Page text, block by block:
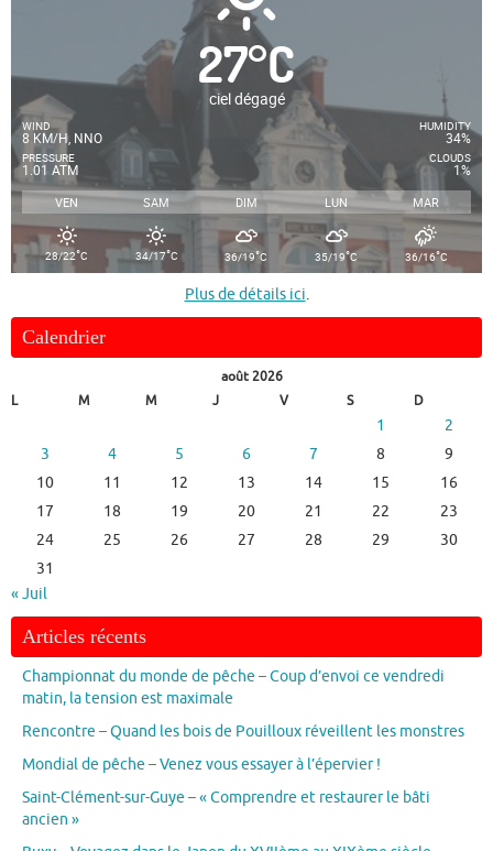
27°C
ciel dégagé
WIND
8 KM/H, NNO
PRESSURE
1.01 ATM
HUMIDITY
34%
CLOUDS
1%
VEN SAM DIM LUN MAR
28/22°C 34/17°C 36/19°C 35/19°C 36/16°C
Plus de détails ici.
Calendrier
août 2026
L
M M J V S D
1
2
3
4 5 6 7 8
9
10
11 12 13 14 15
16
17
18 19 20 21 22
23
24
25 26 27 28 29
30
31
« Juil
Articles récents
Championnat du monde de pêche – Coup d’envoi ce vendredi
matin, la tension est maximale
Rencontre – Quand les bois de Pouilloux réveillent les monstres
Mondial de pêche – Venez vous essayer à l’épervier !
Saint-Clément-sur-Guye – « Comprendre et restaurer le bâti
ancien »